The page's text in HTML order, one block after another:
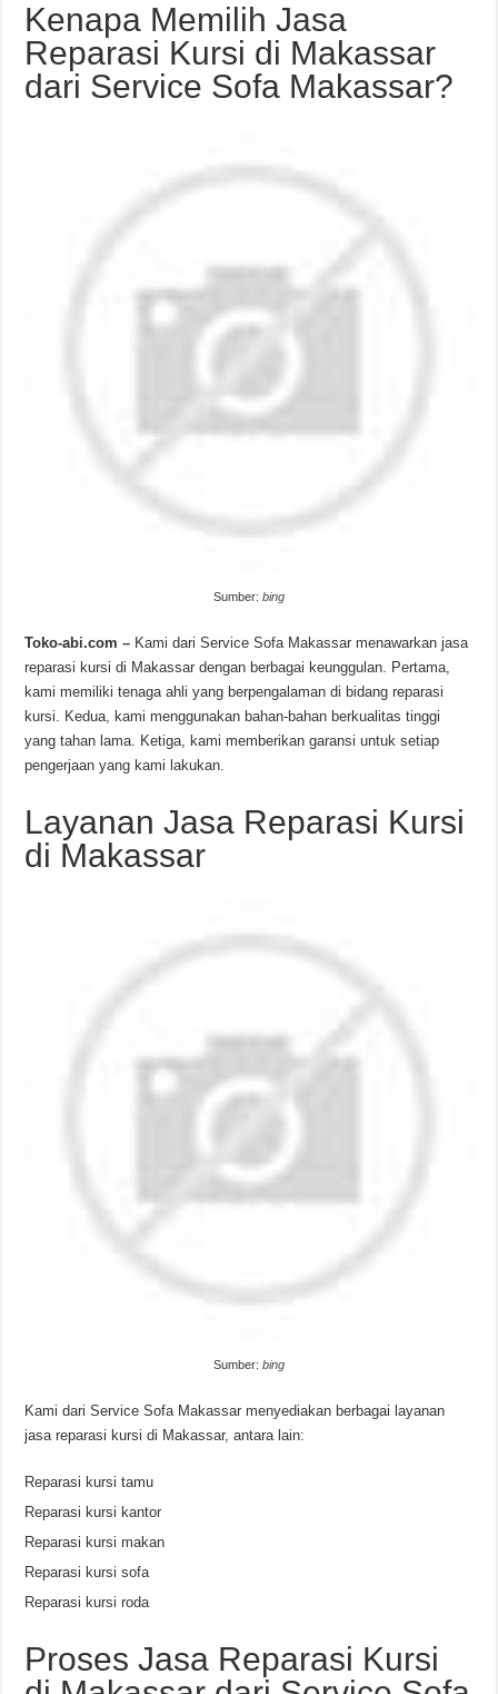
Kenapa Memilih Jasa
Reparasi Kursi di Makassar
dari Service Sofa Makassar?
Sumber: bing
Toko-abi.com – Kami dari Service Sofa Makassar menawarkan jasa
reparasi kursi di Makassar dengan berbagai keunggulan. Pertama,
kami memiliki tenaga ahli yang berpengalaman di bidang reparasi
kursi. Kedua, kami menggunakan bahan-bahan berkualitas tinggi
yang tahan lama. Ketiga, kami memberikan garansi untuk setiap
pengerjaan yang kami lakukan.
Layanan Jasa Reparasi Kursi
di Makassar
Sumber: bing
Kami dari Service Sofa Makassar menyediakan berbagai layanan
jasa reparasi kursi di Makassar, antara lain:
Reparasi kursi tamu
Reparasi kursi kantor
Reparasi kursi makan
Reparasi kursi sofa
Reparasi kursi roda
Proses Jasa Reparasi Kursi